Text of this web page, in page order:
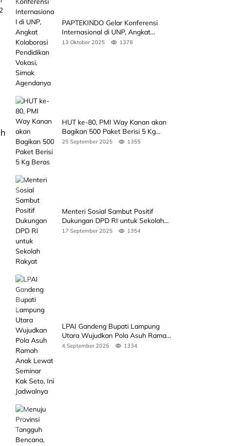
PAPTEKINDO Gelar Konferensi
Internasional di UNP, Angkat
Kolaborasi Pendidikan Vokasi,
13 Oktober 2025 1378
HUT ke-80, PMI Way Kanan akan
Bagikan 500 Paket Berisi 5 Kg
Beras
25 September 2025 1355
Menteri Sosial Sambut Positif
Dukungan DPD RI untuk Sekolah
Rakyat
17 September 2025 1354
LPAI Gandeng Bupati Lampung
Utara Wujudkan Pola Asuh Ramah
Anak Lewat Seminar Kak Seto, Ini
4 September 2025 1334